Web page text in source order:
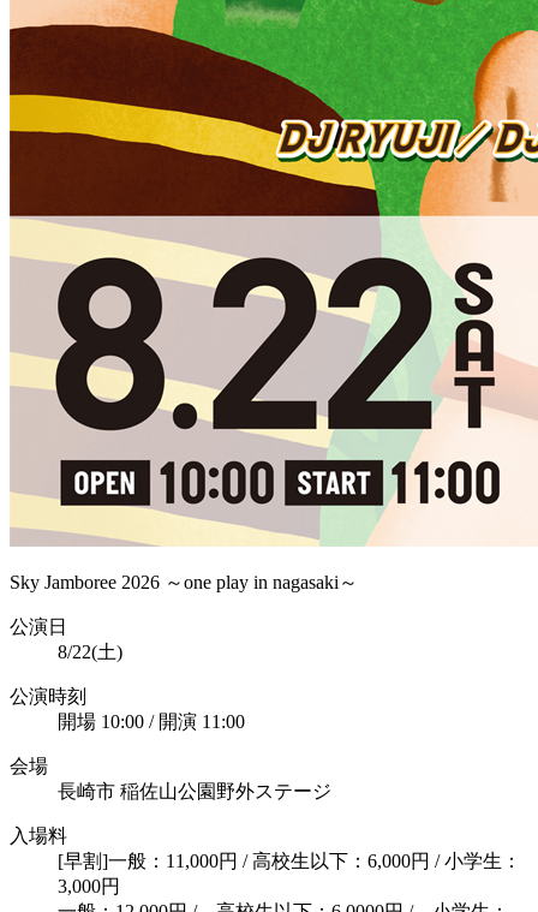
Sky Jamboree 2026 ～one play in nagasaki～
公演日
8/22(土)
公演時刻
開場 10:00 / 開演 11:00
会場
長崎市 稲佐山公園野外ステージ
入場料
[早割]一般：11,000円 / 高校生以下：6,000円 / 小学生：
3,000円